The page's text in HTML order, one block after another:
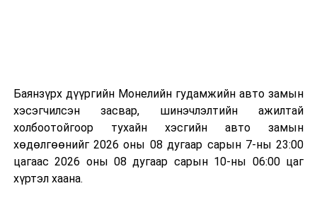
болон дулааны эрчим хүч үйлдвэрлэхэд ашиглаж
болдог. Зарим технологийн хувьд шаталтын дараа
үлдэх үнснээс фосфор зэрэг ашигт эрдсийг сэргээн
авах боломжтой аж.
Япон, Герман, Швейцар, Нидерланд, Өмнөд Солонгос
зэрэг улс лаг хатаах, шатаах технологийг ашиглаж
Баянзүрх дүүргийн Монелийн гудамжийн авто замын
хэсэгчилсэн засвар, шинэчлэлтийн ажилтай
холбоотойгоор тухайн хэсгийн авто замын
хөдөлгөөнийг 2026 оны 08 дугаар сарын 7-ны 23:00
цагаас 2026 оны 08 дугаар сарын 10-ны 06:00 цаг
хүртэл хаана.